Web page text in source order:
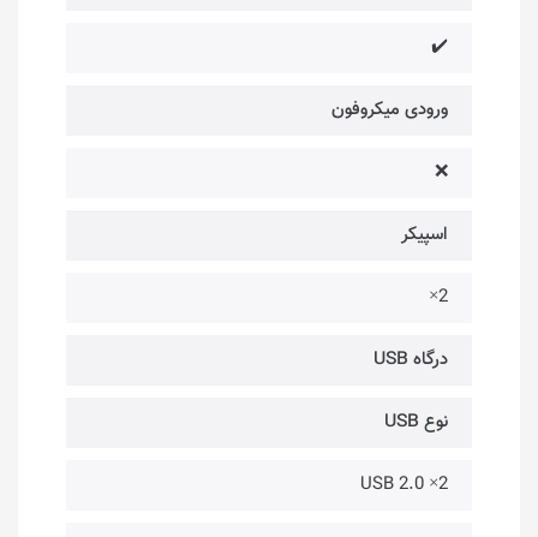
✔️
ورودی میکروفون
❌
اسپیکر
2×
درگاه USB
نوع USB
2× USB 2.0